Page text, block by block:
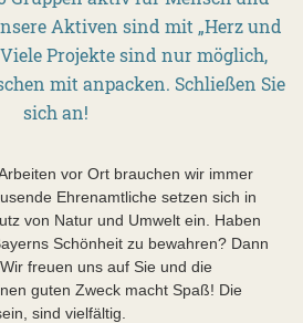
Aktiven sind mit „Herz und
Projekte sind nur möglich,
mit anpacken. Schließen Sie
sich an!
vor Ort brauchen wir immer
Ehrenamtliche setzen sich in
von Natur und Umwelt ein. Haben
Schönheit zu bewahren? Dann
freuen uns auf Sie und die
guten Zweck macht Spaß! Die
sind vielfältig.